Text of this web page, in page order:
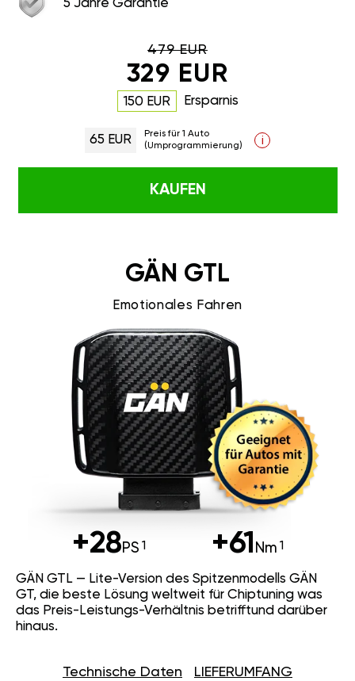
5 Jahre Garantie
479 EUR
329 EUR
150 EUR Ersparnis
65 EUR
Preis für 1 Auto
(Umprogrammierung)
i
KAUFEN
GÄN GTL
Emotionales Fahren
+28PS +61 Nm
GÄN GTL — Lite-Version des Spitzenmodells GÄN
GT, die beste Lösung weltweit für Chiptuning was
das Preis-Leistungs-Verhältnis betrifftund darüber
hinaus.
Technische Daten LIEFERUMFANG